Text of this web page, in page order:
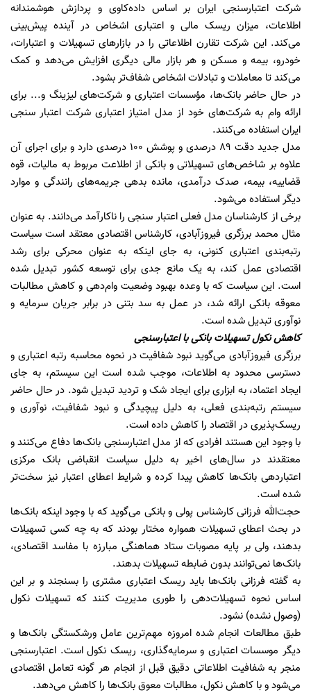
شرکت اعتبار‌سنجی ایران بر اساس داده‌کاوی و پردازش هوشمندانه
اطلاعات، میزان ریسک مالی و اعتباری اشخاص در آینده پیش‌بینی
می‌کند. این شرکت تقارن اطلاعاتی را در بازارهای تسهیلات و اعتبارات،
خودرو، بیمه و مسکن و هر بازار مالی دیگری افزایش می‌دهد و کمک
می‌کند تا معاملات و تبادلات اشخاص شفاف‌تر بشود.
در حال حاضر بانک‌ها، مؤسسات اعتباری و شرکت‌های لیزینگ و... برای
ارائه وام به شرکت‌های خود از مدل امتیاز اعتباری شرکت اعتبار سنجی
ایران استفاده می‌کنند.
مدل جدید دقت 89 درصدی و پوشش 100 درصدی دارد و برای اجرای آن
علاوه بر شاخص‌های تسهیلاتی و بانکی از اطلاعت مربوط به مالیات، قوه
قضاییه، بیمه، صدک درآمدی، مانده بدهی جریمه‌های رانندگی و موارد
دیگر استفاده می‌شود.
برخی از کارشناسان مدل فعلی اعتبار سنجی را ناکارآمد می‌دانند. به عنوان
مثال محمد برزگری فیروزآبادی، کارشناس اقتصادی معتقد است سیاست
رتبه‌بندی اعتباری کنونی، به جای اینکه به عنوان محرکی برای رشد
اقتصادی عمل کند، به یک مانع جدی برای توسعه کشور تبدیل شده
است. این سیاست که با وعده بهبود وضعیت وام‌دهی و کاهش مطالبات
معوقه بانکی ارائه شد، در عمل به سد بتنی در برابر جریان سرمایه و
نوآوری تبدیل شده است.
کاهش نکول تسهیلات بانکی با اعتبارسنجی
برزگری فیروزآبادی می‌گوید نبود شفافیت در نحوه محاسبه رتبه اعتباری و
دسترسی محدود به اطلاعات، موجب شده است این سیستم، به جای
ایجاد اعتماد، به ابزاری برای ایجاد شک و تردید تبدیل شود. در حال حاضر
سیستم رتبه‌بندی فعلی، به دلیل پیچیدگی و نبود شفافیت، نوآوری و
ریسک‌پذیری در اقتصاد را کاهش داده است.
با وجود این هستند افرادی که از مدل اعتبارسنجی بانک‌ها دفاع می‌کنند و
معتقدند در سال‌های اخیر به دلیل سیاست انقباضی بانک مرکزی
اعتباردهی بانک‌ها کاهش پیدا کرده و شرایط اعطای اعتبار نیز سخت‌تر
شده است.
حجت‌الله فرزانی کارشناس پولی و بانکی می‌گوید که با وجود اینکه بانک‌ها
در بحث اعطای تسهیلات همواره مختار بودند که به چه کسی تسهیلات
بدهند، ولی بر پایه مصوبات ستاد هماهنگی مبارزه با مفاسد اقتصادی،
بانک‌ها نمی‌توانند بدون ضابطه تسهیلات بدهند.
به گفته فرزانی بانک‌ها باید ریسک اعتباری مشتری را بسنجند و بر این
اساس نحوه تسهیلات‌دهی را طوری مدیریت کنند که تسهیلات نکول
(وصول نشده) نشود.
طبق مطالعات انجام شده امروزه مهم‌ترین عامل ورشکستگی بانک‌ها و
دیگر موسسات اعتباری و سرمایه‌گذاری، ریسک نکول است. اعتبار‌سنجی
منجر به شفافیت اطلاعاتی دقیق قبل از انجام هر گونه تعامل اقتصادی
می‌شود و با کاهش نکول، مطالبات معوق بانک‌ها را کاهش می‌دهد.